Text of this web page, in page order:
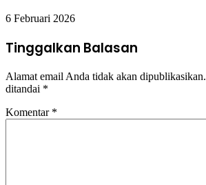
6 Februari 2026
Tinggalkan Balasan
Alamat email Anda tidak akan dipublikasikan.
ditandai *
Komentar *